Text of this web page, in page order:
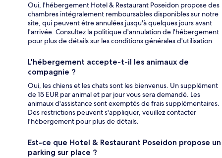
Oui, l'hébergement Hotel & Restaurant Poseidon propose des
chambres intégralement remboursables disponibles sur notre
site, qui peuvent être annulées jusqu'à quelques jours avant
l'arrivée. Consultez la politique d'annulation de l'hébergement
pour plus de détails sur les conditions générales d'utilisation.
L'hébergement accepte-t-il les animaux de
compagnie ?
Oui, les chiens et les chats sont les bienvenus. Un supplément
de 15 EUR par animal et par jour vous sera demandé. Les
animaux d'assistance sont exemptés de frais supplémentaires.
Des restrictions peuvent s'appliquer, veuillez contacter
l'hébergement pour plus de détails.
Est-ce que Hotel & Restaurant Poseidon propose un
parking sur place ?